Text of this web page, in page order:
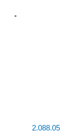
2.088.05